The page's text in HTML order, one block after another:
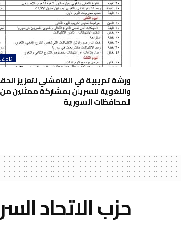
ورشة تدريبية في القامشلي لتعزيز
واللغوية للسريان بمشاركة ممثلين
المحافظات السورية
حزب الاتحاد